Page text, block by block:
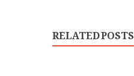
RELATED POSTS